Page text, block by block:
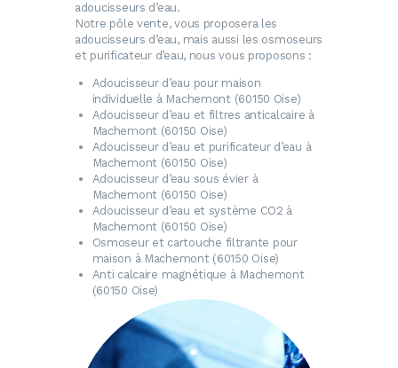
adoucisseurs d’eau.
Notre pôle vente, vous proposera les
adoucisseurs d’eau, mais aussi les osmoseurs
et purificateur d’eau, nous vous proposons :
Adoucisseur d’eau pour maison
individuelle à Machemont (60150 Oise)
Adoucisseur d’eau et filtres anticalcaire à
Machemont (60150 Oise)
Adoucisseur d’eau et purificateur d’eau à
Machemont (60150 Oise)
Adoucisseur d’eau sous évier à
Machemont (60150 Oise)
Adoucisseur d’eau et système CO2 à
Machemont (60150 Oise)
Osmoseuret cartouche filtrante pour
maison à Machemont (60150 Oise)
Anti calcaire magnétique à Machemont
(60150 Oise)